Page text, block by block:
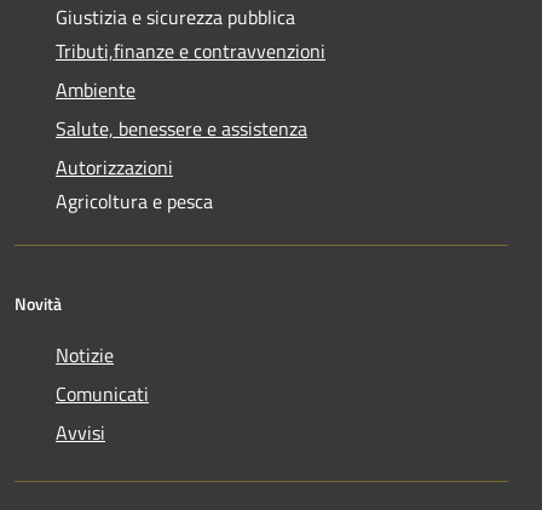
Giustizia e sicurezza pubblica
Tributi,finanze e contravvenzioni
Ambiente
Salute, benessere e assistenza
Autorizzazioni
Agricoltura e pesca
Novità
Notizie
Comunicati
Avvisi